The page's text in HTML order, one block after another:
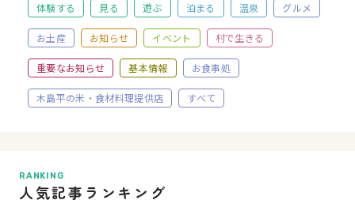
体験する 見る 遊ぶ 泊まる 温泉 グルメ
お土産 お知らせ イベント 村で生きる
重要なお知らせ 基本情報 お食事処
木島平の米・食材料理提供店 すべて
RANKING
人気記事ランキング